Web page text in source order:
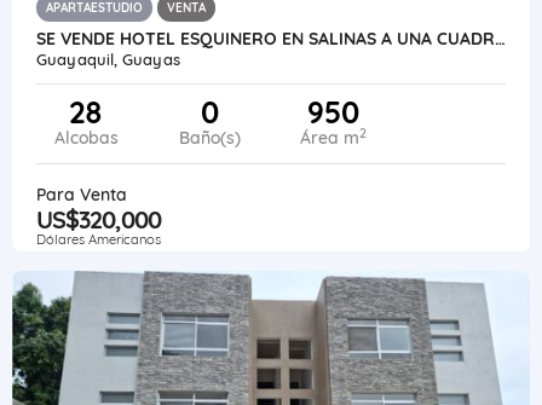
APARTAESTUDIO VENTA
SE VENDE HOTEL ESQUINERO EN SALINAS A UNA CUADRA DEL MALECON
Guayaquil, Guayas
28
Alcobas
0
Baño(s)
950
Área m2
Para Venta
US$320,000
Dólares Americanos